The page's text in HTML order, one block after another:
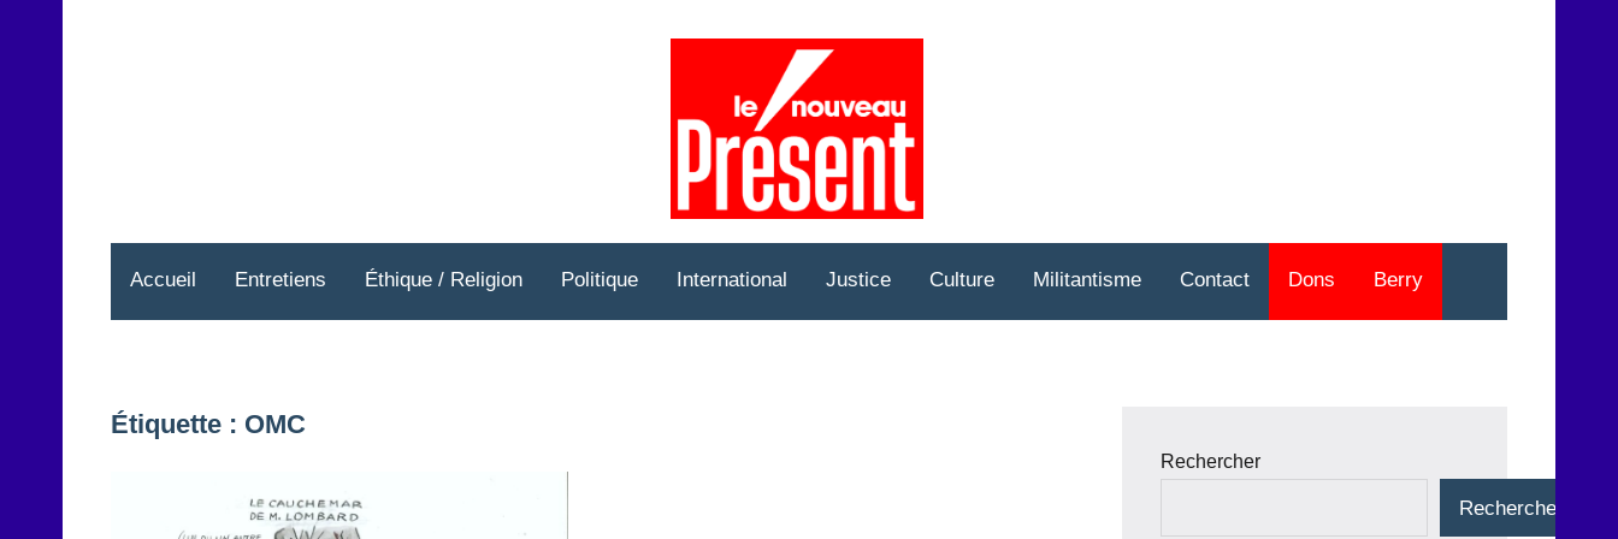
Accueil Entretiens Éthique / Religion Politique International Justice Culture Militantisme Contact Dons Berry
Étiquette : OMC
Rechercher
Rechercher